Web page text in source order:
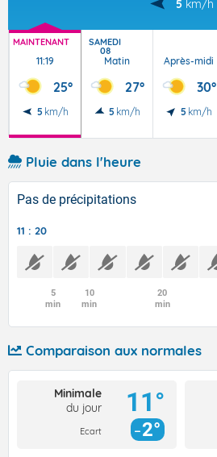
5 km/h
MAINTENANT
11:19
25°
5 km/h
SAMEDI
08
Matin
27°
5 km/h
Après-midi
30°
5 km/h
Pluie dans l'heure
Pas de précipitations
11 : 20
5
min
10
min
20
min
Comparaison aux normales
Minimale
du jour
Ecart
11°
2°